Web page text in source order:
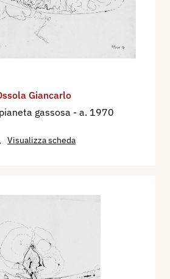
Giancarlo
gassosa - a. 1970
Visualizza scheda